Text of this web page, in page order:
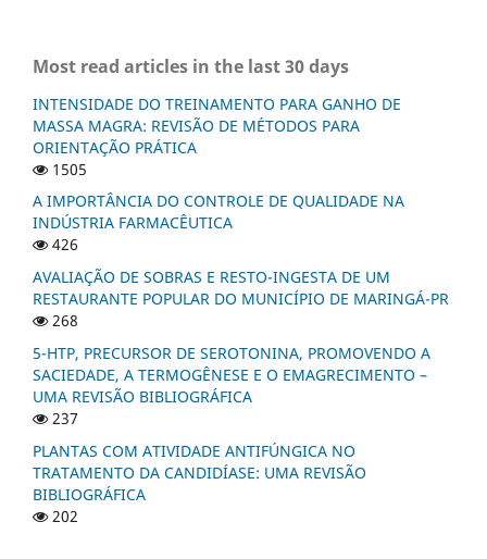
Most read articles in the last 30 days
INTENSIDADE DO TREINAMENTO PARA GANHO DE
MASSA MAGRA: REVISÃO DE MÉTODOS PARA
ORIENTAÇÃO PRÁTICA
1505
A IMPORTÂNCIA DO CONTROLE DE QUALIDADE NA
INDÚSTRIA FARMACÊUTICA
426
AVALIAÇÃO DE SOBRAS E RESTO-INGESTA DE UM
RESTAURANTE POPULAR DO MUNICÍPIO DE MARINGÁ-PR
268
5-HTP, PRECURSOR DE SEROTONINA, PROMOVENDO A
SACIEDADE, A TERMOGÊNESE E O EMAGRECIMENTO –
UMA REVISÃO BIBLIOGRÁFICA
237
PLANTAS COM ATIVIDADE ANTIFÚNGICA NO
TRATAMENTO DA CANDIDÍASE: UMA REVISÃO
BIBLIOGRÁFICA
202